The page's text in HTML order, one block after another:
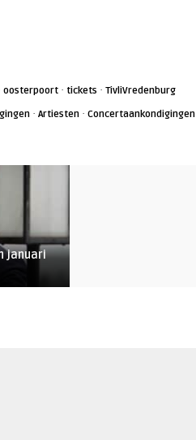
oosterpoort · tickets · TivliVredenburg
· Artiesten · Concertaankondigingen
januari